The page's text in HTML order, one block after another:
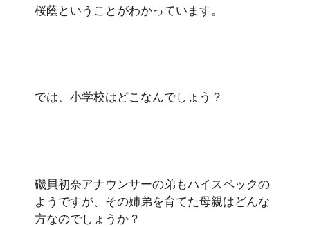
桜蔭ということがわかっています。
では、小学校はどこなんでしょう？
磯貝初奈アナウンサーの弟もハイスペックの
ようですが、その姉弟を育てた母親はどんな
方なのでしょうか？